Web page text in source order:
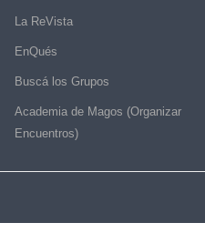
La ReVista
EnQués
Buscá los Grupos
Academia de Magos (Organizar
Encuentros)